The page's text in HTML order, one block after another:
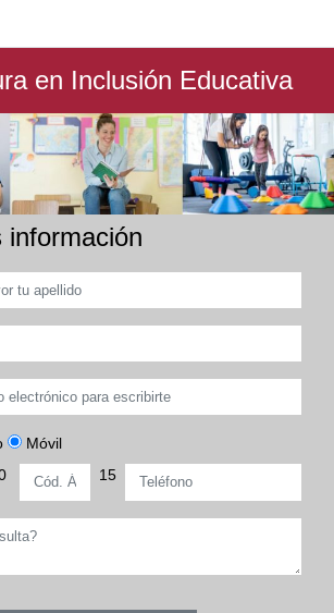
en Inclusión Educativa
información
Móvil
15